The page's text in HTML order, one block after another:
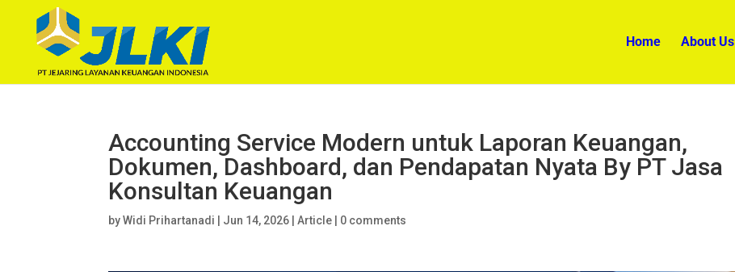
Home About Us
Accounting Service Modern untuk Laporan Keuangan,
Dokumen, Dashboard, dan Pendapatan Nyata By PT Jasa
Konsultan Keuangan
byWidi Prihartanadi Jun 14, 2026 |Article 0 comments